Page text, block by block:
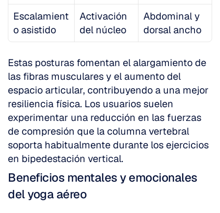
Escalamient
o asistido
Activación
del núcleo
Abdominal y
dorsal ancho
Estas posturas fomentan el alargamiento de
las fibras musculares y el aumento del
espacio articular, contribuyendo a una mejor
resiliencia física. Los usuarios suelen
experimentar una reducción en las fuerzas
de compresión que la columna vertebral
soporta habitualmente durante los ejercicios
en bipedestación vertical.
Beneficios mentales y emocionales
del yoga aéreo